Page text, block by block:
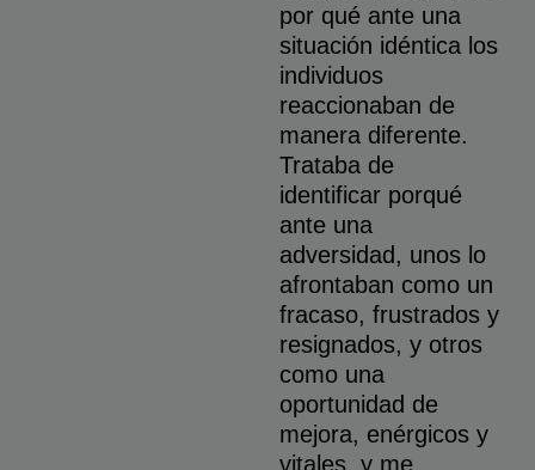
por qué ante una
situación idéntica los
individuos
reaccionaban de
manera diferente.
Trataba de
identificar porqué
ante una
adversidad, unos lo
afrontaban como un
fracaso, frustrados y
resignados, y otros
como una
oportunidad de
mejora, enérgicos y
vitales, y me